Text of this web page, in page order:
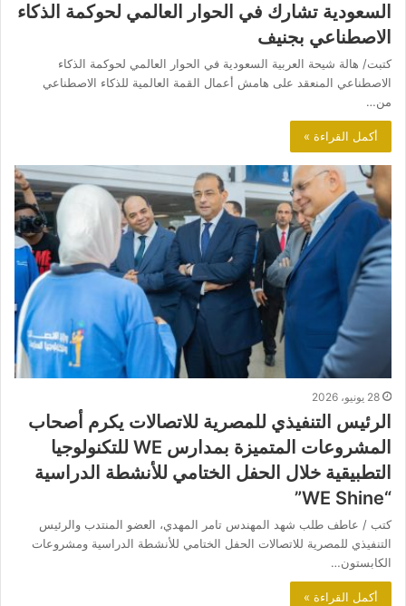
السعودية تشارك في الحوار العالمي لحوكمة الذكاء
الاصطناعي بجنيف
كتبت/ هالة شيحة العربية السعودية في الحوار العالمي لحوكمة الذكاء
الاصطناعي المنعقد على هامش أعمال القمة العالمية للذكاء الاصطناعي
من…
أكمل القراءة »
28 يونيو، 2026
الرئيس التنفيذي للمصرية للاتصالات يكرم أصحاب
المشروعات المتميزة بمدارس WE للتكنولوجيا
التطبيقية خلال الحفل الختامي للأنشطة الدراسية
“WE Shine”
كتب / عاطف طلب شهد المهندس تامر المهدي، العضو المنتدب والرئيس
التنفيذي للمصرية للاتصالات الحفل الختامي للأنشطة الدراسية ومشروعات
الكابستون…
أكمل القراءة »